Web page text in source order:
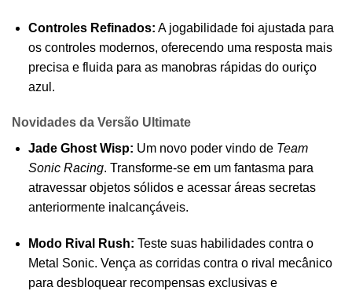
Controles Refinados: A jogabilidade foi ajustada para
os controles modernos, oferecendo uma resposta mais
precisa e fluida para as manobras rápidas do ouriço
azul.
Novidades da Versão Ultimate
Jade Ghost Wisp: Um novo poder vindo de Team
Sonic Racing. Transforme-se em um fantasma para
atravessar objetos sólidos e acessar áreas secretas
anteriormente inalcançáveis.
Modo Rival Rush: Teste suas habilidades contra o
Metal Sonic. Vença as corridas contra o rival mecânico
para desbloquear recompensas exclusivas e